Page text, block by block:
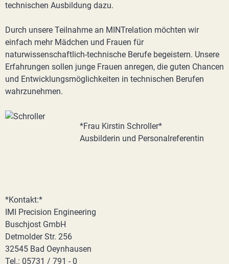
technischen Ausbildung dazu.
Durch unsere Teilnahme an MINTrelation möchten wir
einfach mehr Mädchen und Frauen für
naturwissenschaftlich-technische Berufe begeistern. Unsere
Erfahrungen sollen junge Frauen anregen, die guten Chancen
und Entwicklungsmöglichkeiten in technischen Berufen
wahrzunehmen.
*Frau Kirstin Schroller*
Ausbilderin und Personalreferentin
*Kontakt:*
IMI Precision Engineering
Buschjost GmbH
Detmolder Str. 256
32545 Bad Oeynhausen
Tel.: 05731 / 791 - 0